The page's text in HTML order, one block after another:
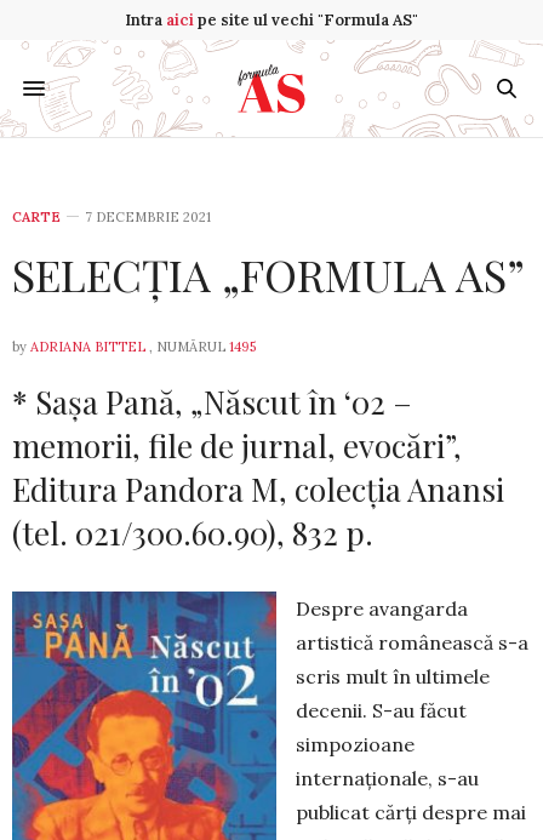
Intra aicipe site ul vechi "Formula AS"
CARTE 7 DECEMBRIE 2021
SELECȚIA „FORMULA AS”
by ADRIANA BITTEL , NUMĂRUL 1495
* Sașa Pană, „Născut în ‘02 –
memorii, file de jurnal, evocări”,
Editura Pandora M, co­lecția Anansi
(tel. 021/300.60.90), 832 p.
Despre avangarda
artistică românească s-a
scris mult în ultimele
decenii. S-au făcut
simpozioane
internaționale, s-au
publicat cărți despre mai